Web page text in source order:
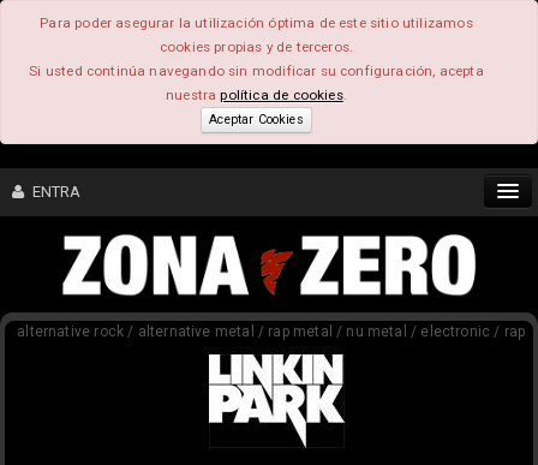
Para poder asegurar la utilización óptima de este sitio utilizamos
cookies propias y de terceros.
Si usted continúa navegando sin modificar su configuración, acepta
nuestrapolítica de cookies.
Aceptar Cookies
ENTRA
CONTENIDO
alternative rock / alternative metal / rap metal / nu metal / electronic / rap